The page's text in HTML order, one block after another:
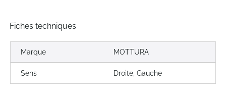
Fiches techniques
Marque MOTTURA
Sens Droite, Gauche